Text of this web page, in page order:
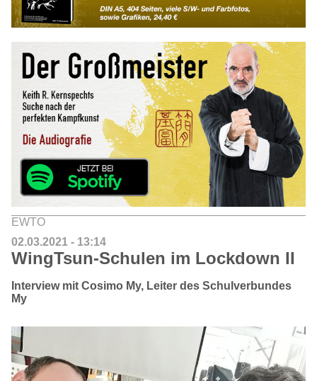
EWTO
02.03.2021 - 13:14
WingTsun-Schulen im Lockdown II
Interview mit Cosimo My, Leiter des Schulverbundes
My